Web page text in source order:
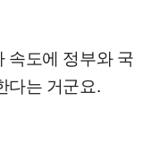
속도에 정부와 국
다는 거군요.